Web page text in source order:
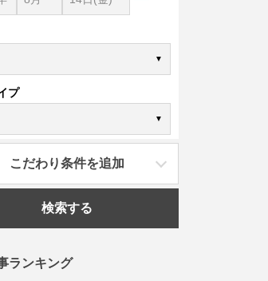
プ
こだわり条件を追加
検索する
ランキング